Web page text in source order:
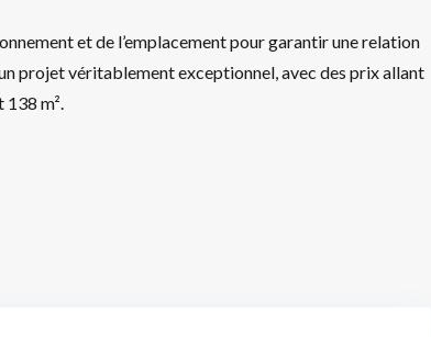
et de l’emplacement pour garantir une relation
projet véritablement exceptionnel, avec des prix allant
m².